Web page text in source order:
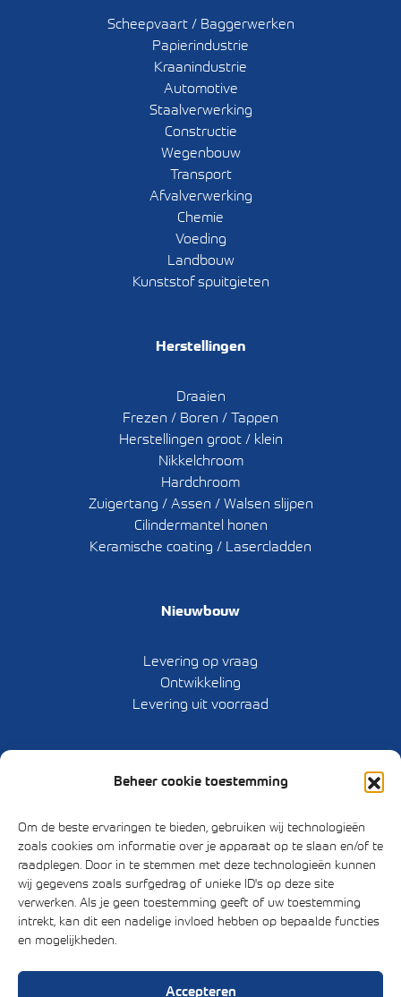
Beheer cookie toestemming
Om de beste ervaringen te bieden, gebruiken wij technologieën
zoals cookies om informatie over je apparaat op te slaan en/of te
raadplegen. Door in te stemmen met deze technologieën kunnen
wij gegevens zoals surfgedrag of unieke ID's op deze site
verwerken. Als je geen toestemming geeft of uw toestemming
intrekt, kan dit een nadelige invloed hebben op bepaalde functies
en mogelijkheden.
Accepteren
Scheepvaart / Baggerwerken
Papierindustrie
Kraanindustrie
Automotive
Staalverwerking
Constructie
Wegenbouw
Transport
Afvalverwerking
Chemie
Voeding
Landbouw
Kunststof spuitgieten
Herstellingen
Draaien
Frezen / Boren / Tappen
Herstellingen groot / klein
Nikkelchroom
Hardchroom
Zuigertang / Assen / Walsen slijpen
Cilindermantel honen
Keramische coating / Lasercladden
Nieuwbouw
Levering op vraag
Ontwikkeling
Levering uit voorraad
Home
Sectoren
Machines / Capaciteiten
Nieuwbouw
Herstelling & draaien freeswerk
Pneumatiek
Over ons
Contact